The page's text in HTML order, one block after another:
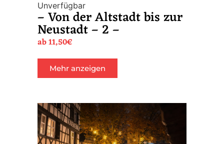
Unverfügbar
– Von der Altstadt bis zur
Neustadt – 2 –
ab11,50€
Mehr anzeigen